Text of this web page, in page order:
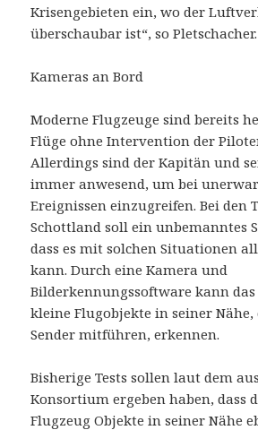
Krisengebieten ein, wo der
überschaubar ist“, so Pletschacher.
Kameras an Bord
Moderne Flugzeuge sind bereits
Flüge ohne Intervention der
Allerdings sind der Kapitän und
immer anwesend, um bei
Ereignissen einzugreifen. Bei den
Schottland soll ein unbemanntes
dass es mit solchen Situationen
kann. Durch eine Kamera und
Bilderkennungssoftware kann das
kleine Flugobjekte in seiner Nähe,
Sender mitführen, erkennen.
Bisherige Tests sollen laut dem
Konsortium ergeben haben, dass
Flugzeug Objekte in seiner Nähe